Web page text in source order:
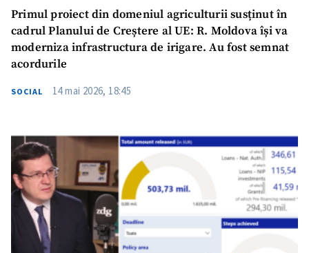
Primul proiect din domeniul agriculturii susținut în
cadrul Planului de Creștere al UE: R. Moldova își va
moderniza infrastructura de irigare. Au fost semnat
acordurile
SOCIAL 14 mai 2026, 18:45